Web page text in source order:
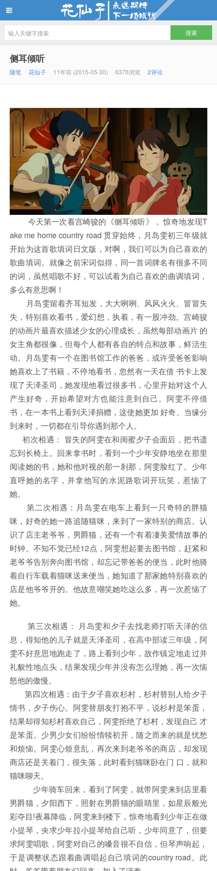
侧耳倾听
随笔 花仙子 11年前 (2015-05-30) 6376浏览 2评论
今天第一次看宫崎骏的《侧耳倾听》， 惊奇地发现T
ake me home country road 贯穿始终，月岛雯初三年级就
开始为这首歌填词日文版，对啊，我们可以为自己喜欢的
歌曲填词。就像之前宋词似得，同一首词牌名有很多不同
的词，虽然唱歌不好，可以试着为自己喜欢的曲调填词，
多么有意思啊！
月岛雯留着齐耳短发，大大咧咧、风风火火、冒冒失
失，特别喜欢看书，爱幻想，执着，有一股冲劲。宫崎骏
的动画片最喜欢描述少女的心理成长，虽然每部动画片 的
女主角都很像，但每个人都有各自的特点和故事，鲜活生
动。月岛雯有一个在图书馆工作的爸爸，或许受爸爸影响
她喜欢上了书籍，不停地看书，忽然有一天在借 书卡上发
现了天泽圣司，她发现他看过很多书，心里开始对这个人
产生好奇，开始希望对方也能注意到自己。阿雯不停借
书，在一本书上看到天泽捐赠，这使她更加 好奇。当缘分
到来时，一切都在引导你遇到那个人。
初次相遇： 冒失的阿雯在和闺蜜夕子会面后，把书遗
忘到长椅上。回来拿书时，看到一个少年安静地坐在那里
阅读她的书，她和他对视的那一刹那，阿雯脸红了。少年
直呼她的名字，并拿他写的水泥路歌词开玩笑，惹恼了
她。
第二次相遇：月岛雯在电车上看到一只奇特的胖猫
咪，好奇的她一路追随猫咪，来到了一家特别的商店。认
识了店主老爷爷，男爵猫，还有一个有着凄美爱情故事的
时钟。不知不觉已经12点，阿雯想起要去图书馆，赶紧和
老爷爷告别奔向图书馆，却忘记带爸爸的便当，此时他骑
着自行车载着猫咪送来便当，她知道了那家她特别喜欢的
店是他爷爷开的。他故意嘲笑她吃这么多，再一次惹恼了
她。
第三次相遇： 月岛雯和夕子去找老师打听天泽的信
息，得知他的儿子就是天泽圣司，在高中部读三年级，阿
雯不好意思地跑走了，路上看到少年，故作镇定地走过并
礼貌性地点头，结果发现少年并没有怎么理她，再一次恼
怒他的傲慢。
第四次相遇：由于夕子喜欢杉村，杉村替别人给夕子
情书，夕子伤心。阿雯替朋友打抱不平，说杉村是笨蛋，
结果却得知杉村喜欢自己，阿雯拒绝了杉村，发现自己 才
是笨蛋。少男少女们纷纷情犊初开，随之而来的就是忧愁
和烦恼。阿雯心烦意乱，再次来到老爷爷的商店，却发现
商店还是关着门，很失落，此时看到猫咪卧在门 口，就和
猫咪聊天。
少年骑车回来，看到了阿雯，就带阿雯来到店里看
男爵猫，夕阳西下，照射在男爵猫的眼睛里，如星辰般光
彩夺目!夜幕降临，阿雯来到楼下，惊奇地看到少年正在做
小提琴，央求少年拉小提琴给自己听，少年同意了，但要
求阿雯唱歌，阿雯对自己的嗓音很不自信，但琴声响起，
于是调整状态跟着曲调唱起自己填词的country road。此